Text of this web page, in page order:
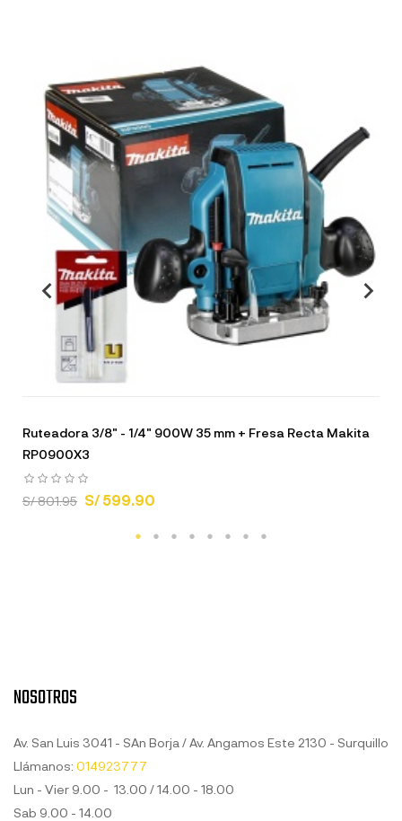
Ruteadora 3/8" - 1/4" 900W 35 mm + Fresa Recta Makita
RP0900X3
S/ 801.95 S/ 599.90
NOSOTROS
Av. San Luis 3041 - SAn Borja / Av. Angamos Este 2130 - Surquillo
Llámanos: 014923777
Lun - Vier 9.00 - 13.00 / 14.00 - 18.00
Sab 9.00 - 14.00